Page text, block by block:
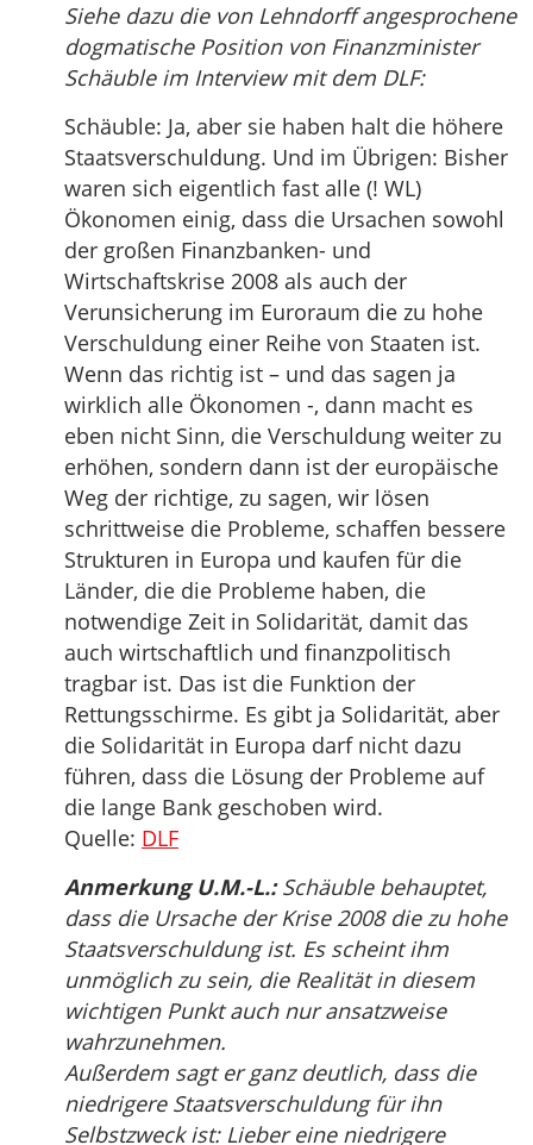
Siehe dazu die von Lehndorff angesprochene
dogmatische Position von Finanzminister
Schäuble im Interview mit dem DLF:
Schäuble: Ja, aber sie haben halt die höhere
Staatsverschuldung. Und im Übrigen: Bisher
waren sich eigentlich fast alle (! WL)
Ökonomen einig, dass die Ursachen sowohl
der großen Finanzbanken- und
Wirtschaftskrise 2008 als auch der
Verunsicherung im Euroraum die zu hohe
Verschuldung einer Reihe von Staaten ist.
Wenn das richtig ist – und das sagen ja
wirklich alle Ökonomen -, dann macht es
eben nicht Sinn, die Verschuldung weiter zu
erhöhen, sondern dann ist der europäische
Weg der richtige, zu sagen, wir lösen
schrittweise die Probleme, schaffen bessere
Strukturen in Europa und kaufen für die
Länder, die die Probleme haben, die
notwendige Zeit in Solidarität, damit das
auch wirtschaftlich und finanzpolitisch
tragbar ist. Das ist die Funktion der
Rettungsschirme. Es gibt ja Solidarität, aber
die Solidarität in Europa darf nicht dazu
führen, dass die Lösung der Probleme auf
die lange Bank geschoben wird.
Quelle: DLF
Anmerkung U.M.-L.:Schäuble behauptet,
dass die Ursache der Krise 2008 die zu hohe
Staatsverschuldung ist. Es scheint ihm
unmöglich zu sein, die Realität in diesem
wichtigen Punkt auch nur ansatzweise
wahrzunehmen.
Außerdem sagt er ganz deutlich, dass die
niedrigere Staatsverschuldung für ihn
Selbstzweck ist: Lieber eine niedrigere